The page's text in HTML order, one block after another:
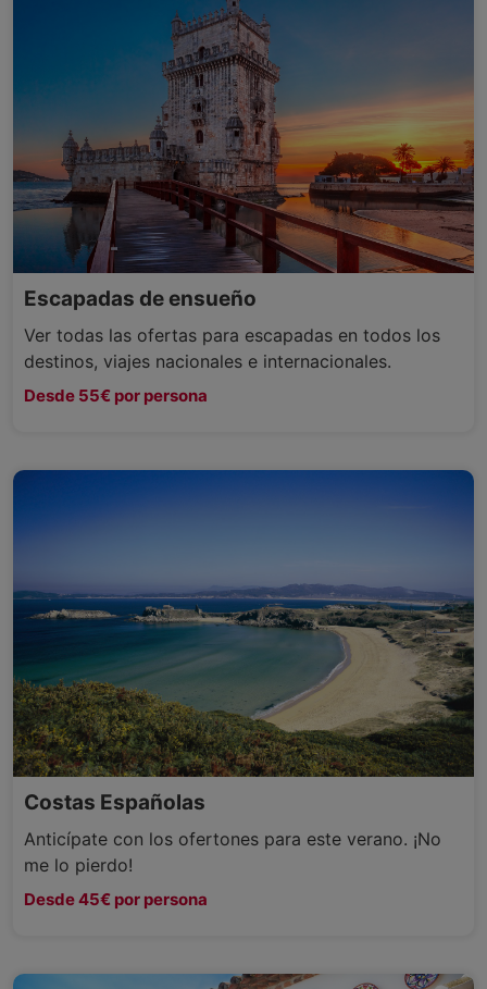
Escapadas de ensueño
Ver todas las ofertas para escapadas en todos los
destinos, viajes nacionales e internacionales.
Desde 55€ por persona
Costas Españolas
Anticípate con los ofertones para este verano. ¡No
me lo pierdo!
Desde 45€ por persona